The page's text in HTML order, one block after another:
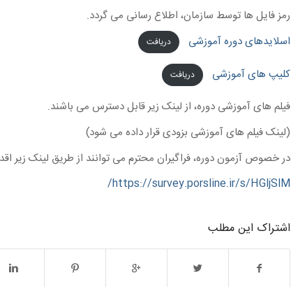
رمز فایل ها توسط سازمان، اطلاع رسانی می گردد.
اسلایدهای دوره آموزشی
دریافت
کلیپ های آموزشی دریافت
فیلم های آموزشی دوره، از لینک زیر قابل دسترس می باشند.
(لینک فیلم های آموزشی بزودی قرار داده می شود)
در خصوص آزمون دوره، فراگیران محترم می توانند از طریق لینک زیر
https://survey.porsline.ir/s/HGljSlM/
اشتراک این مطلب